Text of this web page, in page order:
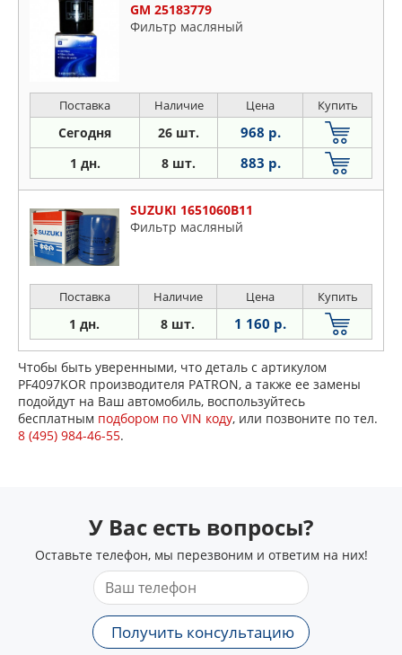
GM 25183779
Фильтр масляный
Поставка Наличие Цена Купить
Сегодня 26 шт. 968 р.
1 дн. 8 шт. 883 р.
SUZUKI 1651060B11
Фильтр масляный
Поставка Наличие Цена Купить
1 дн. 8 шт. 1 160 р.
Чтобы быть уверенными, что деталь с артикулом
PF4097KOR производителя PATRON, а также ее замены
подойдут на Ваш автомобиль, воспользуйтесь
бесплатным подбором по VIN коду, или позвоните по тел.
8 (495) 984-46-55.
У Вас есть вопросы?
Оставьте телефон, мы перезвоним и ответим на них!
Получить консультацию